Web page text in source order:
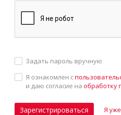
Задать пароль вручную
Я ознакомлен с
и даю согласие на обработку
Зарегистрироваться Я